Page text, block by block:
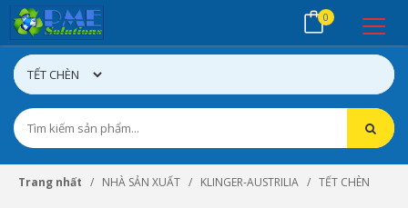
0
Trang nhất NHÀ SẢN XUẤT KLINGER-AUSTRILIA TẾT CHÈN